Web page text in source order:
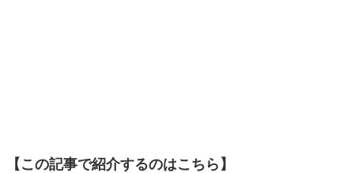
【この記事で紹介するのはこちら】